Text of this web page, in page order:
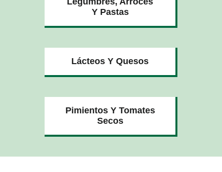
Y Pastas
Lácteos Y Quesos
Pimientos Y Tomates
Secos